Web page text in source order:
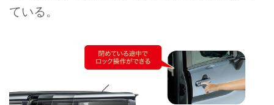
ている。